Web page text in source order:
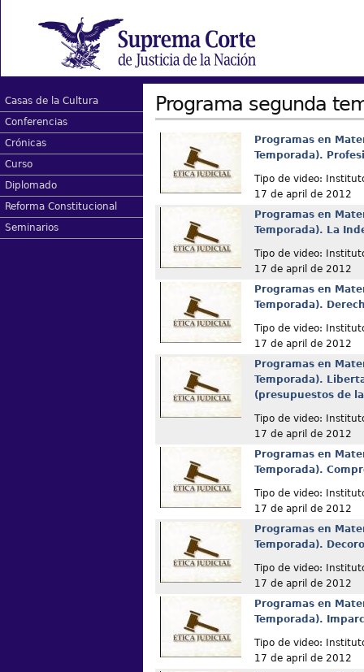
Casas de la Cultura
Conferencias
Crónicas
Curso
Diplomado
Reforma Constitucional
Seminarios
Programa segunda
Programas en
Temporada).
Tipo de video:
17 de april de 2012
Programas en
Temporada). La
Tipo de video:
17 de april de 2012
Programas en
Temporada).
Tipo de video:
17 de april de 2012
Programas en
Temporada).
(presupuestos de
Tipo de video:
17 de april de 2012
Programas en
Temporada).
Tipo de video:
17 de april de 2012
Programas en
Temporada).
Tipo de video:
17 de april de 2012
Programas en
Temporada).
Tipo de video:
17 de april de 2012